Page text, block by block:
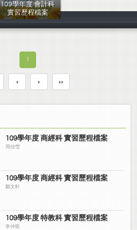
109學年度 會計科
實習歷程檔案
張乃文
1
109學年度 商經科 實習歷程檔案
周佳瑩
109學年度 商經科 實習歷程檔案
鄒文軒
109學年度 特教科 實習歷程檔案
李仲凱